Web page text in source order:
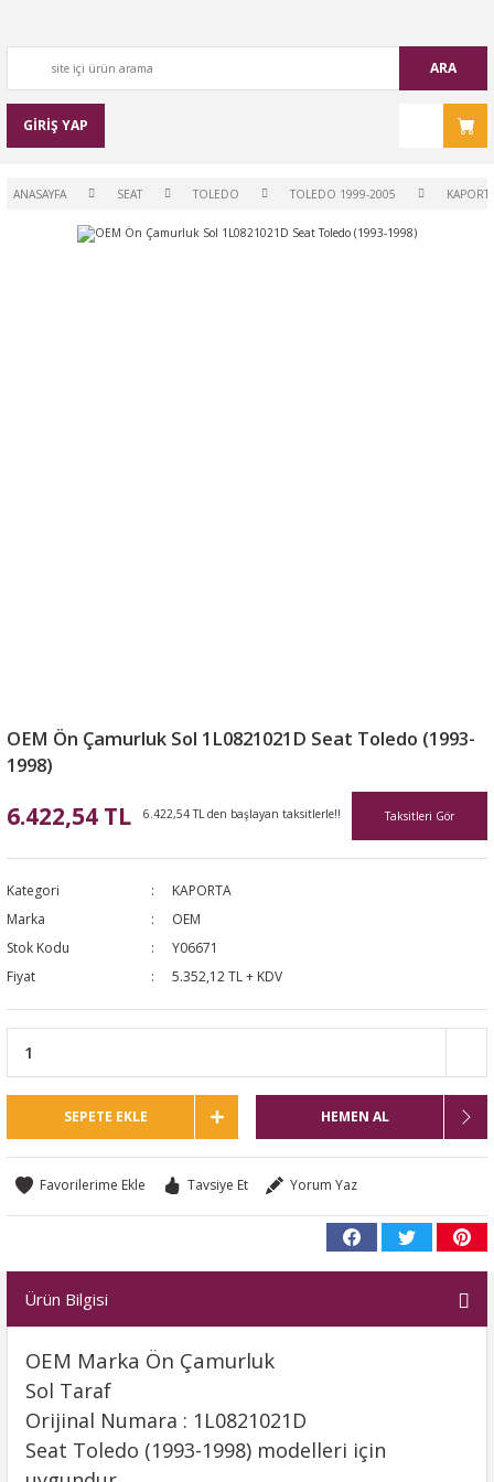
ARA
GİRİŞ YAP
ANASAYFA SEAT TOLEDO TOLEDO 1999-2005
OEM Ön Çamurluk Sol 1L0821021D Seat Toledo (1993-
1998)
6.422,54 TL 6.422,54 TL den başlayan taksitlerle!! Taksitleri Gör
Kategori
KAPORTA
Marka
OEM
Stok Kodu
Y06671
Fiyat
5.352,12 TL + KDV
SEPETE EKLE HEMEN AL
Tavsiye Et Yorum Yaz
Ürün Bilgisi
OEM Marka Ön Çamurluk
Sol Taraf
Orijinal Numara : 1L0821021D
Seat Toledo (1993-1998) modelleri için